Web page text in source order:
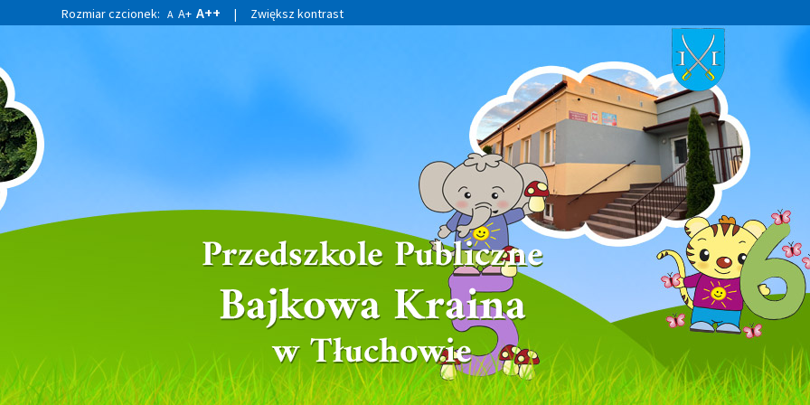
Rozmiar czcionek: A A+ A++ | Zwiększ kontrast